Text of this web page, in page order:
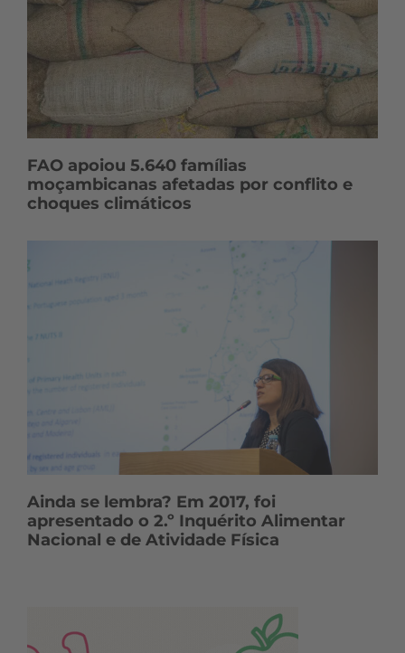
FAO apoiou 5.640 famílias
moçambicanas afetadas por conflito e
choques climáticos
Ainda se lembra? Em 2017, foi
apresentado o 2.º Inquérito Alimentar
Nacional e de Atividade Física